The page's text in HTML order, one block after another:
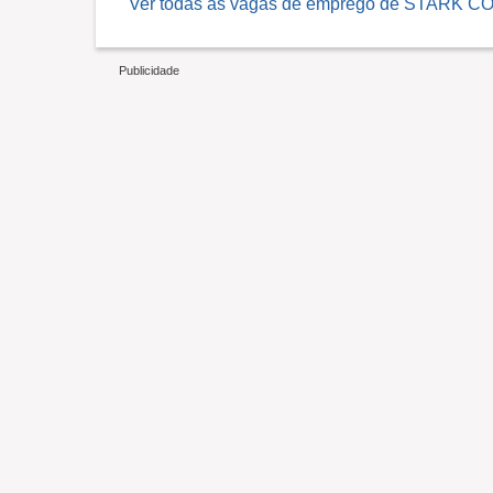
Ver todas as vagas de emprego de STARK